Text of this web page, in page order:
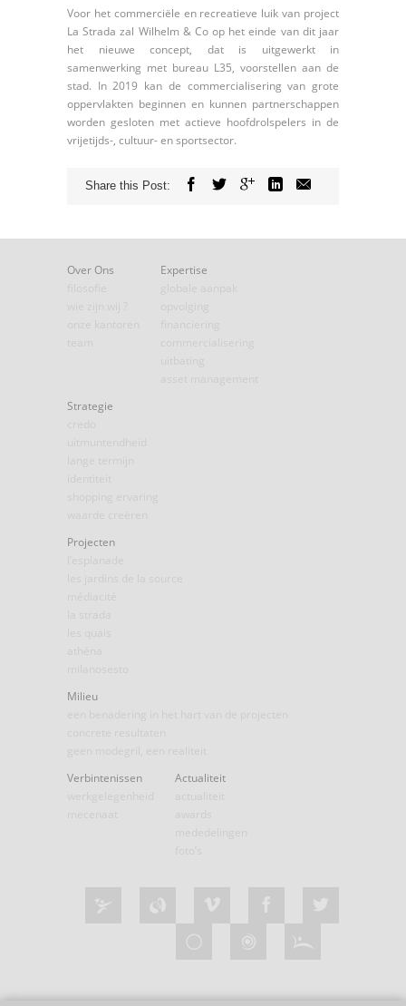
Voor het commerciële en recreatieve luik van project
La Strada zal Wilhelm & Co op het einde van dit jaar
het nieuwe concept, dat is uitgewerkt in
samenwerking met bureau L35, voorstellen aan de
stad. In 2019 kan de commercialisering van grote
oppervlakten beginnen en kunnen partnerschappen
worden gesloten met actieve hoofdrolspelers in de
vrijetijds-, cultuur- en sportsector.
Share this Post:
Over Ons
Expertise
Strategie
Projecten
Milieu
Verbintenissen
Actualiteit